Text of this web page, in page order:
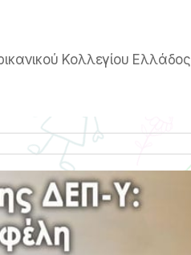
Κολλεγίου Ελλάδος